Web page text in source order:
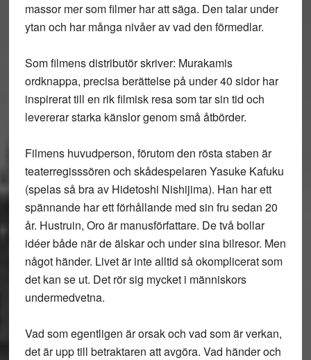
massor mer som filmer har att säga. Den talar under
ytan och har många nivåer av vad den förmedlar.
Som filmens distributör skriver: Murakamis
ordknappa, precisa berättelse på under 40 sidor har
inspirerat till en rik filmisk resa som tar sin tid och
levererar starka känslor genom små åtbörder.
Filmens huvudperson, förutom den rösta staben är
teaterregisssören och skådespelaren Yasuke Kafuku
(spelas så bra av Hidetoshi Nishijima). Han har ett
spännande har ett förhållande med sin fru sedan 20
år. Hustruin, Oro är manusförfattare. De två bollar
idéer både när de älskar och under sina bilresor. Men
något händer. Livet är inte alltid så okomplicerat som
det kan se ut. Det rör sig mycket i människors
undermedvetna.
Vad som egentligen är orsak och vad som är verkan,
det är upp till betraktaren att avgöra. Vad händer och